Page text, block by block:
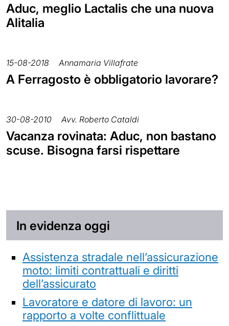
Aduc, meglio Lactalis che una nuova
Alitalia
15-08-2018 Annamaria Villafrate
A Ferragosto è obbligatorio lavorare?
30-08-2010 Avv. Roberto Cataldi
Vacanza rovinata: Aduc, non bastano
scuse. Bisogna farsi rispettare
In evidenza oggi
Assistenza stradale nell’assicurazione
moto: limiti contrattuali e diritti
dell’assicurato
Lavoratore e datore di lavoro: un
rapporto a volte conflittuale